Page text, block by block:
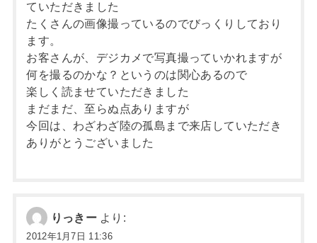
ていただきました
たくさんの画像撮っているのでびっくりしており
ます。
お客さんが、デジカメで写真撮っていかれますが
何を撮るのかな？というのは関心あるので
楽しく読ませていただきました
まだまだ、至らぬ点ありますが
今回は、わざわざ陸の孤島まで来店していただき
ありがとうございました
りっきー より:
2012年1月7日 11:36